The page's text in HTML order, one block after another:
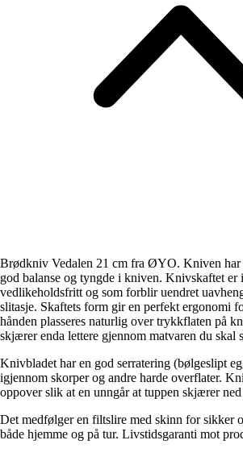
Brødkniv Vedalen 21 cm fra ØYO. Kniven har
god balanse og tyngde i kniven. Knivskaftet er
vedlikeholdsfritt og som forblir uendret
slitasje. Skaftets form gir en perfekt ergonomi
hånden plasseres naturlig over trykkflaten på
skjærer enda lettere gjennom matvaren du skal
Knivbladet har en god serratering (bølgeslipt
igjennom skorper og andre harde overflater.
oppover slik at en unngår at tuppen skjærer
Det medfølger en filtslire med skinn for sikker
både hjemme og på tur. Livstidsgaranti mot